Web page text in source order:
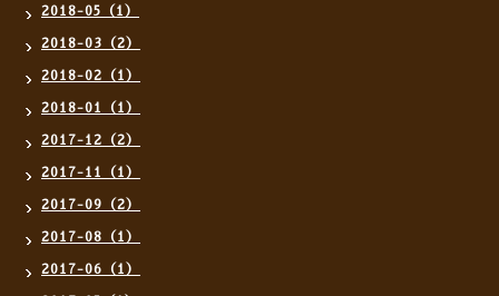
2018-05（1）
2018-03（2）
2018-02（1）
2018-01（1）
2017-12（2）
2017-11（1）
2017-09（2）
2017-08（1）
2017-06（1）